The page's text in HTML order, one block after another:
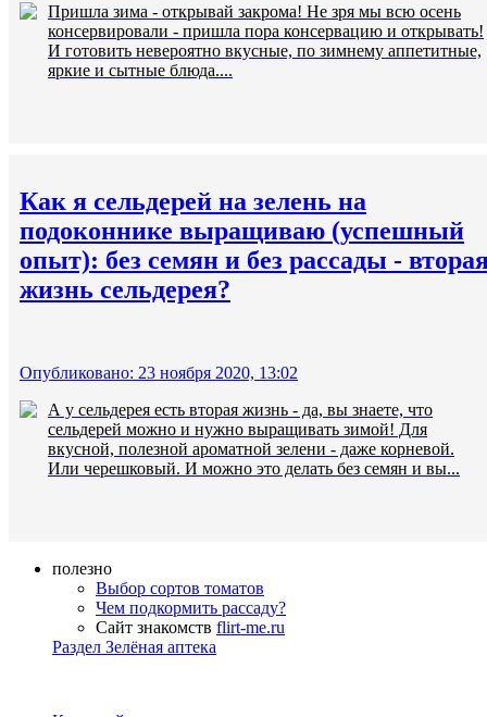
Пришла зима - открывай закрома! Не зря мы всю осень
консервировали - пришла пора консервацию и открывать!
И готовить невероятно вкусные, по зимнему аппетитные,
яркие и сытные блюда....
Как я сельдерей на зелень на
подоконнике выращиваю (успешный
опыт): без семян и без рассады -
жизнь сельдерея?
Опубликовано: 23 ноября 2020, 13:02
А у сельдерея есть вторая жизнь - да, вы знаете, что
сельдерей можно и нужно выращивать зимой! Для
вкусной, полезной ароматной зелени - даже корневой.
Или черешковый. И можно это делать без семян и вы...
полезно
Выбор сортов томатов
Чем подкормить рассаду?
Сайт знакомств flirt-me.ru
Раздел Зелёная аптека